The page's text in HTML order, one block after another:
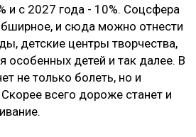
и с 2027 года - 10%. Соцсфера
и сюда можно отнести
детские центры творчества,
особенных детей и так далее. В
не только болеть, но и
всего дороже станет и